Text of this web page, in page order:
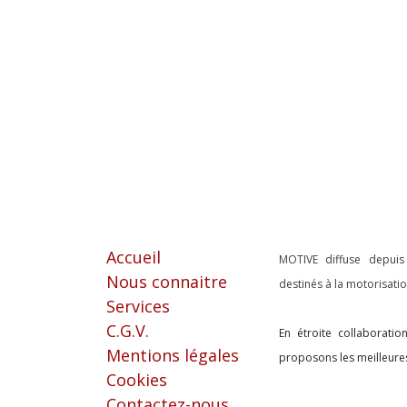
Accueil
Nous connaitre
Services
C.G.V.
Mentions légales
Cookies
MOTIVE diffuse
destinés à la
En étroite
proposons les